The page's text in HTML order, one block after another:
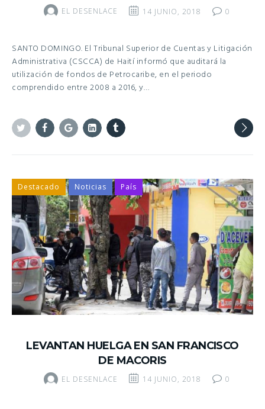
EL DESENLACE 14 JUNIO, 2018 0
SANTO DOMINGO. El Tribunal Superior de Cuentas y Litigación
Administrativa (CSCCA) de Haití informó que auditará la
utilización de fondos de Petrocaribe, en el periodo
comprendido entre 2008 a 2016, y…
LEVANTAN HUELGA EN SAN FRANCISCO
DE MACORIS
EL DESENLACE 14 JUNIO, 2018 0
Destacado Noticias País